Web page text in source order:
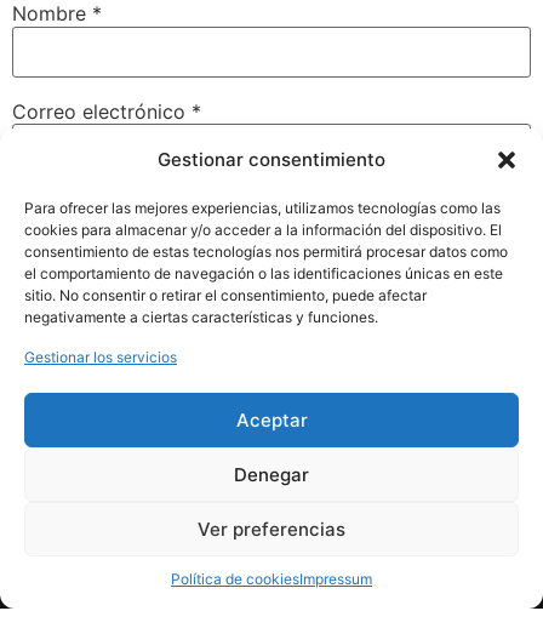
Gestionar consentimiento
Para ofrecer las mejores experiencias, utilizamos tecnologías como las
cookies para almacenar y/o acceder a la información del dispositivo. El
consentimiento de estas tecnologías nos permitirá procesar datos como
el comportamiento de navegación o las identificaciones únicas en este
sitio. No consentir o retirar el consentimiento, puede afectar
negativamente a ciertas características y funciones.
Gestionar los servicios
Aceptar
Denegar
Ver preferencias
Política de cookiesImpressum
Nombre *
Correo electrónico *
Web
Guarda mi nombre, correo electrónico y web en este
navegador para la próxima vez que comente.